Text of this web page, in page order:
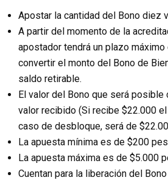
Apostar la cantidad del Bono diez
A partir del momento de la
apostador tendrá un plazo
convertir el monto del Bono de
saldo retirable.
El valor del Bono que será posible
valor recibido (Si recibe $22.000
caso de desbloque, será de
La apuesta mínima es de $200
La apuesta máxima es de $5.000
Cuentan para la liberación del